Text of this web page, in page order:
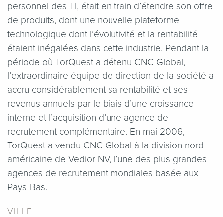
personnel des TI, était en train d’étendre son offre
de produits, dont une nouvelle plateforme
technologique dont l’évolutivité et la rentabilité
étaient inégalées dans cette industrie. Pendant la
période où TorQuest a détenu CNC Global,
l’extraordinaire équipe de direction de la société a
accru considérablement sa rentabilité et ses
revenus annuels par le biais d’une croissance
interne et l’acquisition d’une agence de
recrutement complémentaire. En mai 2006,
TorQuest a vendu CNC Global à la division nord-
américaine de Vedior NV, l’une des plus grandes
agences de recrutement mondiales basée aux
Pays-Bas.
VILLE